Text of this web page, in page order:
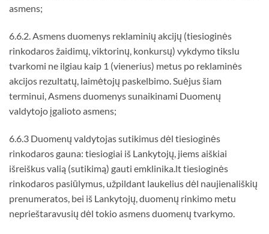
asmens;
6.6.2. Asmens duomenys reklaminių akcijų (tiesioginės
rinkodaros žaidimų, viktorinų, konkursų) vykdymo tikslu
tvarkomi ne ilgiau kaip 1 (vienerius) metus po reklaminės
akcijos rezultatų, laimėtojų paskelbimo. Suėjus šiam
terminui, Asmens duomenys sunaikinami Duomenų
valdytojo įgalioto asmens;
6.6.3 Duomenų valdytojas sutikimus dėl tiesioginės
rinkodaros gauna: tiesiogiai iš Lankytojų, jiems aiškiai
išreiškus valią (sutikimą) gauti emklinika.lt tiesioginės
rinkodaros pasiūlymus, užpildant laukelius dėl naujienališkių
prenumeratos, bei iš Lankytojų, duomenų rinkimo metu
neprieštaravusių dėl tokio asmens duomenų tvarkymo.